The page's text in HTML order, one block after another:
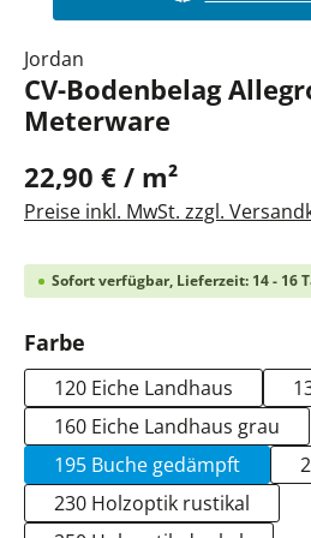
Jordan
CV-Bodenbelag
Meterware
22,90 € / m²
Preise inkl. MwSt. zzgl.
Sofort verfügbar, Lieferzeit: 14 - 16
Farbe
120 Eiche Landhaus
160 Eiche Landhaus grau
195 Buche gedämpft
230 Holzoptik rustikal